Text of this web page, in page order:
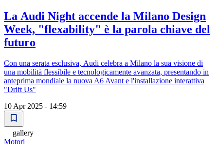
La Audi Night accende la Milano Design
Week, "flexability" è la parola chiave del
futuro
Con una serata esclusiva, Audi celebra a Milano la sua visione di
una mobilità flessibile e tecnologicamente avanzata, presentando in
anteprima mondiale la nuova A6 Avant e l'installazione interattiva
"Drift Us"
10 Apr 2025 - 14:59
gallery
Motori